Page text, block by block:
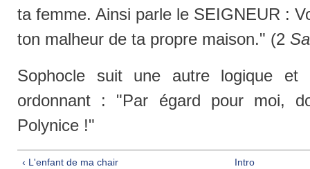
ta femme. Ainsi parle le SEIGNEUR :
ton malheur de ta propre maison." (2
Sophocle suit une autre logique
ordonnant : "Par égard pour moi,
Polynice !"
‹ L'enfant de ma chair Intro